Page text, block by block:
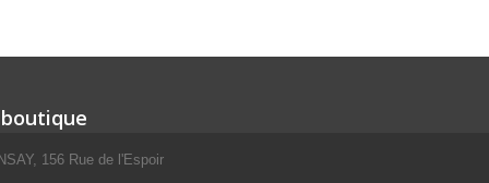
156 Rue de l'Espoir